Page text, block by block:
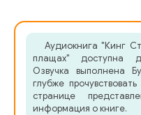
king_nizkie_05
king_nizkie_06
king_nizkie_07
Аудиокнига "Кинг
плащах" доступна
Озвучка выполнена
глубже
странице
информация о книге.